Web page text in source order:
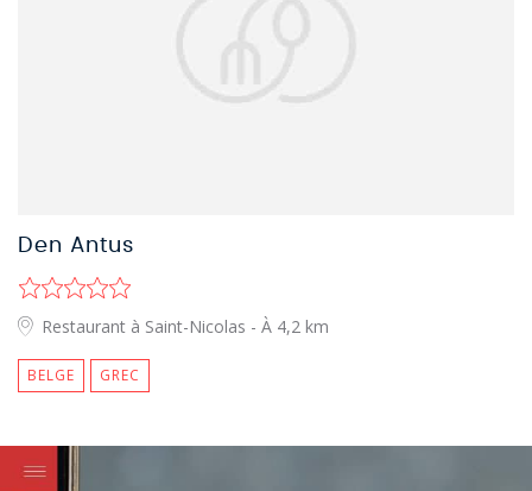
Den Antus
Restaurant à Saint-Nicolas - À 4,2 km
BELGE GREC